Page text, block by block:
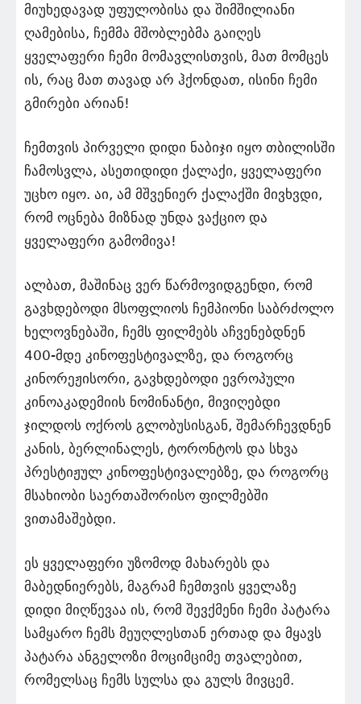
მიუხედავად უფულობისა და შიმშილიანი
ღამებისა, ჩემმა მშობლებმა გაიღეს
ყველაფერი ჩემი მომავლისთვის, მათ მომცეს
ის, რაც მათ თავად არ ჰქონდათ, ისინი ჩემი
გმირები არიან!
ჩემთვის პირველი დიდი ნაბიჯი იყო თბილისში
ჩამოსვლა, ასეთიდიდი ქალაქი, ყველაფერი
უცხო იყო. აი, ამ მშვენიერ ქალაქში მივხვდი,
რომ ოცნება მიზნად უნდა ვაქციო და
ყველაფერი გამომივა!
ალბათ, მაშინაც ვერ წარმოვიდგენდი, რომ
გავხდებოდი მსოფლიოს ჩემპიონი საბრძოლო
ხელოვნებაში, ჩემს ფილმებს აჩვენებდნენ
400-მდე კინოფესტივალზე, და როგორც
კინორეჟისორი, გავხდებოდი ევროპული
კინოაკადემიის ნომინანტი, მივიღებდი
ჯილდოს ოქროს გლობუსისგან, შემარჩევდნენ
კანის, ბერლინალეს, ტორონტოს და სხვა
პრესტიჟულ კინოფესტივალებზე, და როგორც
მსახიობი საერთაშორისო ფილმებში
ვითამაშებდი.
ეს ყველაფერი უზომოდ მახარებს და
მაბედნიერებს, მაგრამ ჩემთვის ყველაზე
დიდი მიღწევაა ის, რომ შევქმენი ჩემი პატარა
სამყარო ჩემს მეუღლესთან ერთად და მყავს
პატარა ანგელოზი მოციმციმე თვალებით,
რომელსაც ჩემს სულსა და გულს მივცემ.